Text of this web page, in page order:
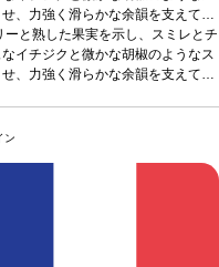
、力強く滑らかな余韻を支えてい
続く口当たりを生み出し、石灰岩
きとした味わいをもたらしてい
26%
ーと熟した果実を示し、スミレとチ
イチジクと微かな胡椒のようなス
、力強く滑らかな余韻を支えてい
26%
ン